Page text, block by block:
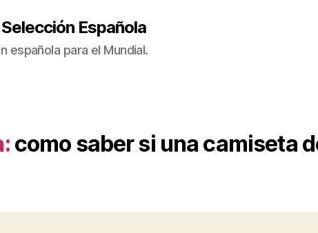
Española
española para el Mundial.
como saber si una camiseta